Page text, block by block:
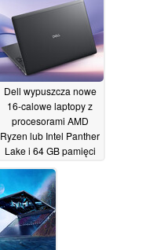
Dell wypuszcza nowe
16-calowe laptopy z
procesorami AMD
Ryzen lub Intel Panther
Lake i 64 GB pamięci
30/05/2026